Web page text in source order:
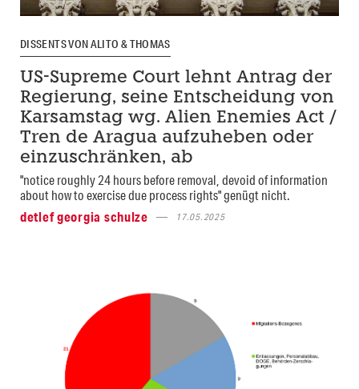
DISSENTS VON ALITO & THOMAS
US-Supreme Court lehnt Antrag der
Regierung, seine Entscheidung von
Karsamstag wg. Alien Enemies Act /
Tren de Aragua aufzuheben oder
einzuschränken, ab
"notice roughly 24 hours before removal, devoid of information
about how to exercise due process rights" genügt nicht.
detlef georgia schulze
17.05.2025